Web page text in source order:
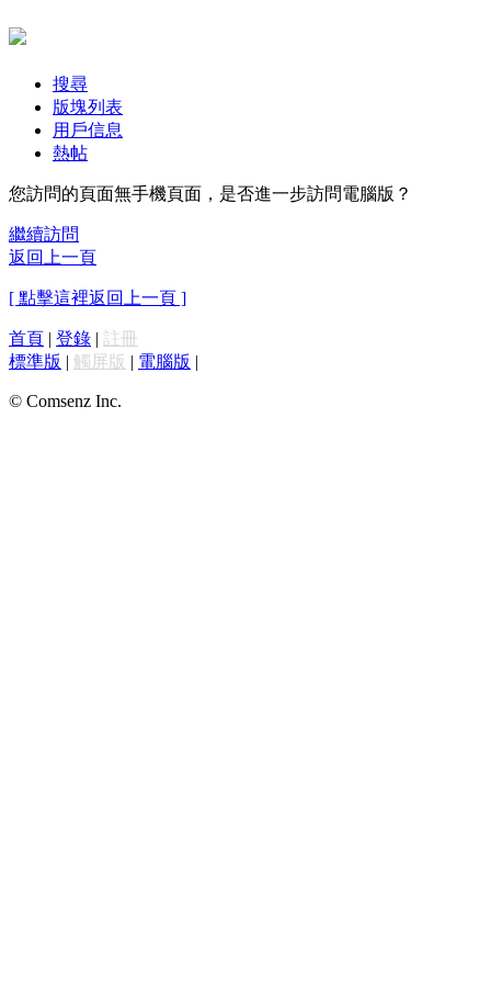
搜尋
版塊列表
用戶信息
熱帖
您訪問的頁面無手機頁面，是否進一步訪問電腦版？
繼續訪問
返回上一頁
[ 點擊這裡返回上一頁 ]
首頁 | 登錄 | 註冊
標準版 | 觸屏版 | 電腦版 |
© Comsenz Inc.